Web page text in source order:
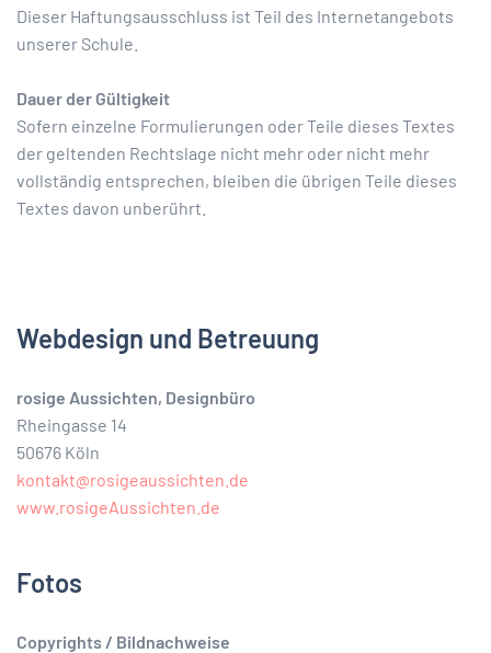
Dieser Haftungsausschluss ist Teil des Internetangebots
unserer Schule.
Dauer der Gültigkeit
Sofern einzelne Formulierungen oder Teile dieses Textes
der geltenden Rechtslage nicht mehr oder nicht mehr
vollständig entsprechen, bleiben die übrigen Teile dieses
Textes davon unberührt.
Webdesign und Betreuung
rosige Aussichten, Designbüro
Rheingasse 14
50676 Köln
kontakt@rosigeaussichten.de
www.rosigeAussichten.de
Fotos
Copyrights / Bildnachweise